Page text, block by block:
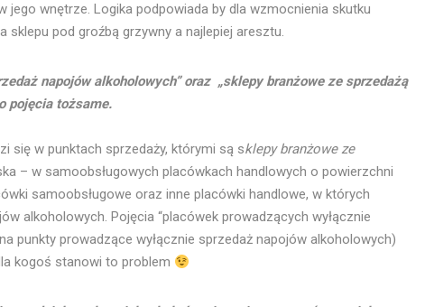
jego wnętrze. Logika podpowiada by dla wzmocnienia skutku
pod groźbą grzywny a najlepiej aresztu.
napojów alkoholowych” oraz „sklepy branżowe ze sprzedażą
pojęcia tożsame.
się w punktach sprzedaży, którymi są sklepy branżowe ze
– w samoobsługowych placówkach handlowych o powierzchni
samoobsługowe oraz inne placówki handlowe, w których
alkoholowych. Pojęcia “placówek prowadzących wyłącznie
punkty prowadzące wyłącznie sprzedaż napojów alkoholowych)
kogoś stanowi to problem